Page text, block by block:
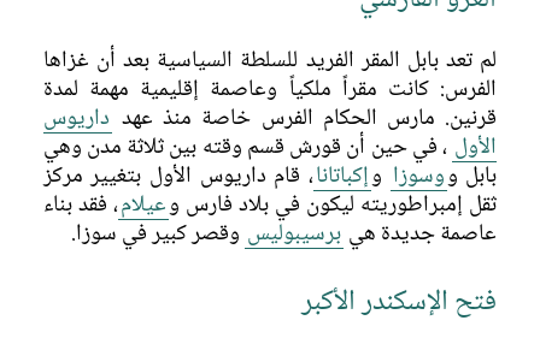
مدينة الملك
التاريخ الثقافي
الحياة اليومية
لم تعد بابل المقر الفريد للسلطة السياسية بعد أن غزاها
الفرس: كانت مقراً ملكياً وعاصمة إقليمية مهمة لمدة
قرنين. مارس الحكام الفرس خاصة منذ عهد داريوس
الأول ، في حين أن قورش قسم وقته بين ثلاثة مدن وهي
بابل ووسوزا وإكباتانا، قام داريوس الأول بتغيير مركز
ثقل إمبراطوريته ليكون في بلاد فارس وعيلام، فقد بناء
عاصمة جديدة هي برسيبوليس وقصر كبير في سوزا.
فتح الإسكندر الأكبر